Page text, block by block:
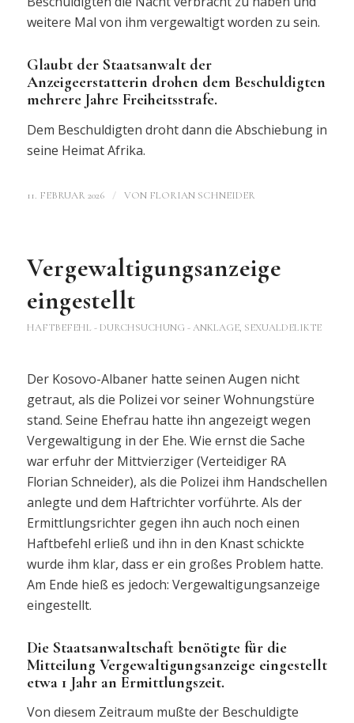
weitere Mal von ihm vergewaltigt worden zu sein.
Glaubt der Staatsanwalt der
Anzeigeerstatterin drohen dem Beschuldigten
mehrere Jahre Freiheitsstrafe.
Dem Beschuldigten droht dann die Abschiebung in
seine Heimat Afrika.
11. FEBRUAR 2026 / VON FLORIAN SCHNEIDER
Vergewaltigungsanzeige
eingestellt
HAFTBEFEHL - DURCHSUCHUNG - ANKLAGE, SEXUALDELIKTE
Der Kosovo-Albaner hatte seinen Augen nicht
getraut, als die Polizei vor seiner Wohnungstüre
stand. Seine Ehefrau hatte ihn angezeigt wegen
Vergewaltigung in der Ehe. Wie ernst die Sache
war erfuhr der Mittvierziger (Verteidiger RA
Florian Schneider), als die Polizei ihm Handschellen
anlegte und dem Haftrichter vorführte. Als der
Ermittlungsrichter gegen ihn auch noch einen
Haftbefehl erließ und ihn in den Knast schickte
wurde ihm klar, dass er ein großes Problem hatte.
Am Ende hieß es jedoch: Vergewaltigungsanzeige
eingestellt.
Die Staatsanwaltschaft benötigte für die
Mitteilung Vergewaltigungsanzeige eingestellt
etwa 1 Jahr an Ermittlungszeit.
Von diesem Zeitraum mußte der Beschuldigte